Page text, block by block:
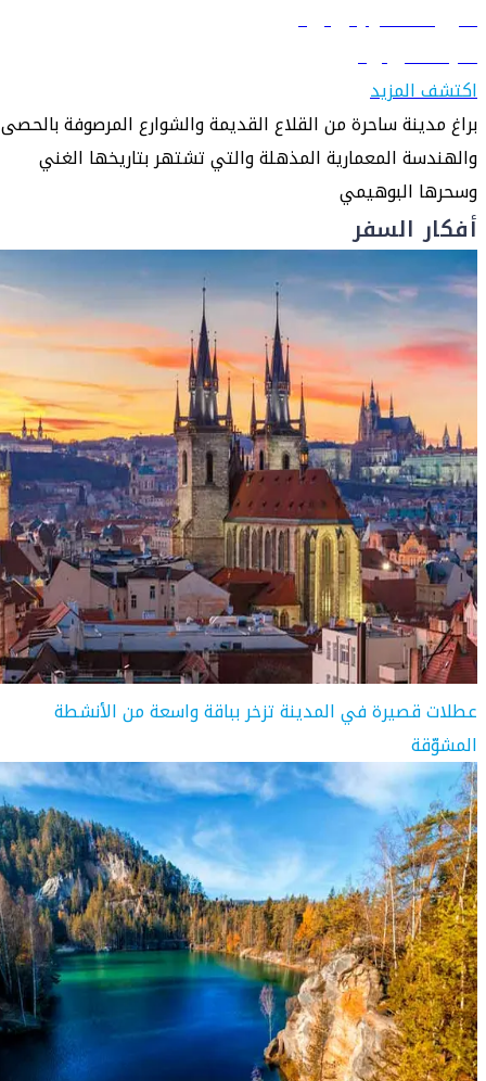
دليل السفر إلى براغ
تعرّف على براغ
اكتشف المزيد
براغ مدينة ساحرة من القلاع القديمة والشوارع المرصوفة بالحصى
والهندسة المعمارية المذهلة والتي تشتهر بتاريخها الغني
وسحرها البوهيمي
أفكار السفر
عطلات قصيرة في المدينة تزخر بباقة واسعة من الأنشطة
المشوّقة